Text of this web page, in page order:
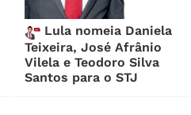
Lula nomeia Daniela
Teixeira, José Afrânio
Vilela e Teodoro Silva
Santos para o STJ